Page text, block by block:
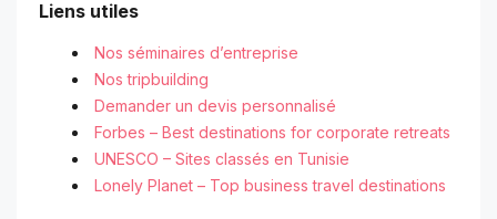
Liens utiles
Nos séminaires d’entreprise
Nos tripbuilding
Demander un devis personnalisé
Forbes – Best destinations for corporate retreats
UNESCO – Sites classés en Tunisie
Lonely Planet – Top business travel destinations